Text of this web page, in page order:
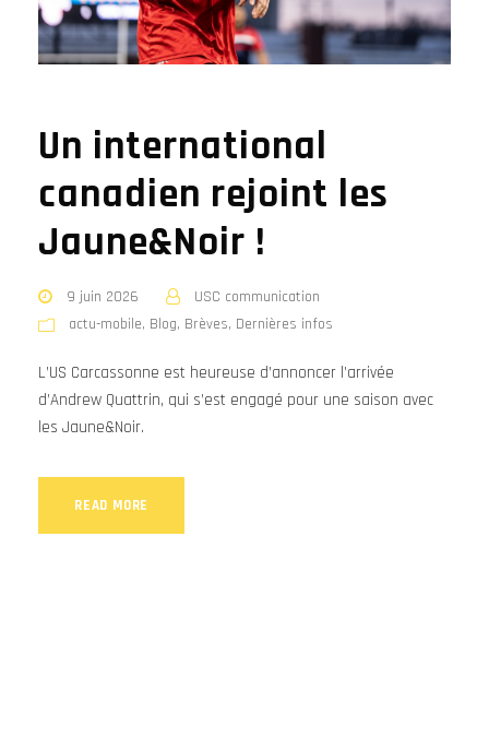
Un international
canadien rejoint les
Jaune&Noir !
9 juin 2026
USC communication
actu-mobile, Blog, Brèves, Dernières infos
L’US Carcassonne est heureuse d’annoncer l’arrivée
d’Andrew Quattrin, qui s’est engagé pour une saison avec
les Jaune&Noir.
READ MORE